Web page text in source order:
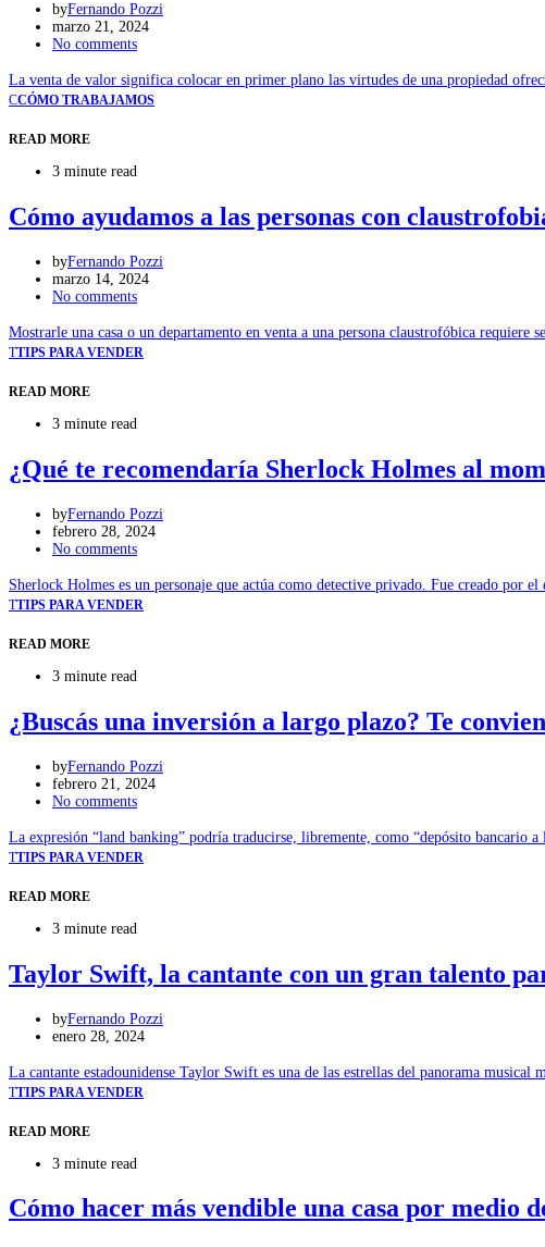
byFernando Pozzi
marzo 21, 2024
No comments
La venta de valor significa colocar en primer plano las virtudes de una propiedad
CCÓMO TRABAJAMOS
READ MORE
3 minute read
Cómo ayudamos a las personas con
byFernando Pozzi
marzo 14, 2024
No comments
Mostrarle una casa o un departamento en venta a una persona claustrofóbica
TTIPS PARA VENDER
READ MORE
3 minute read
¿Qué te recomendaría Sherlock Holmes al
byFernando Pozzi
febrero 28, 2024
No comments
Sherlock Holmes es un personaje que actúa como detective privado. Fue creado
TTIPS PARA VENDER
READ MORE
3 minute read
¿Buscás una inversión a largo plazo? Te
byFernando Pozzi
febrero 21, 2024
No comments
La expresión “land banking” podría traducirse, libremente, como “depósito bancario
TTIPS PARA VENDER
READ MORE
3 minute read
Taylor Swift, la cantante con un gran talento
byFernando Pozzi
enero 28, 2024
La cantante estadounidense Taylor Swift es una de las estrellas del panorama
TTIPS PARA VENDER
READ MORE
3 minute read
Cómo hacer más vendible una casa por medio